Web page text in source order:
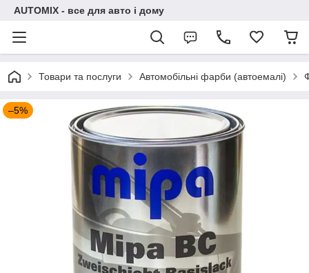
AUTOMIX - все для авто і дому
Товари та послуги Автомобільні фарби (автоемалі)
–5%